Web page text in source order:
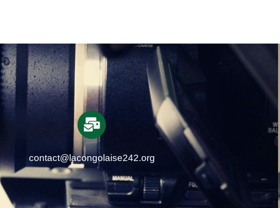
contact@lacongolaise242.org